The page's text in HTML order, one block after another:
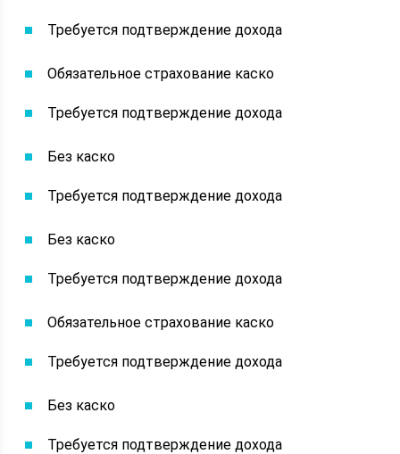
Требуется подтверждение дохода
Обязательное страхование каско
Требуется подтверждение дохода
Без каско
Требуется подтверждение дохода
Без каско
Требуется подтверждение дохода
Обязательное страхование каско
Требуется подтверждение дохода
Без каско
Требуется подтверждение дохода